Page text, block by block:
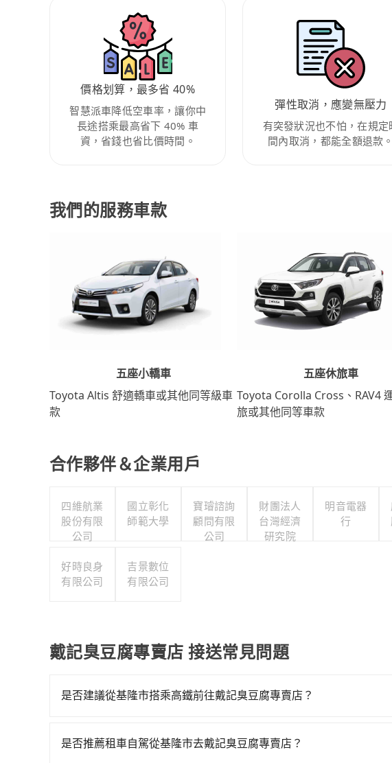
價格划算，最多省 40%
智慧派車降低空車率，讓你中
長途搭乘最高省下 40% 車
資，省錢也省比價時間。
彈性取消，應變無壓力
有突發狀況也不怕，在規定
間內取消，都能全額退款。
我們的服務車款
五座小轎車
Toyota Altis 舒適轎車或其他同等級車
款
五座休旅車
Toyota Corolla Cross、RAV4
旅或其他同等車款
合作夥伴＆企業用戶
四維航業
股份有限
公司
國立彰化
師範大學
寶璿諮詢
顧問有限
公司
財團法人
台灣經濟
研究院
明音電器
行
好時良身
有限公司
吉景數位
有限公司
戴記臭豆腐專賣店 接送常見問題
是否建議從基隆市搭乘高鐵前往戴記臭豆腐專賣店？
班車次，從最早06:15到22:50，過了末班車到清晨的時段，還是要
是否推薦租車自駕從基隆市去戴記臭豆腐專賣店？